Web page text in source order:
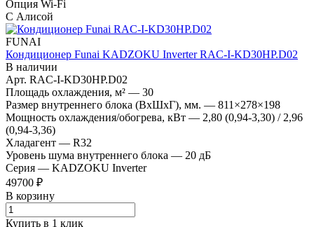
Опция Wi-Fi
С Алисой
FUNAI
Кондиционер Funai KADZOKU Inverter RAC-I-KD30HP.D02
В наличии
Арт. RAC-I-KD30HP.D02
Площадь охлаждения, м² — 30
Размер внутреннего блока (ВхШхГ), мм. — 811×278×198
Мощность охлаждения/обогрева, кВт — 2,80 (0,94-3,30) / 2,96
(0,94-3,36)
Хладагент — R32
Уровень шума внутреннего блока — 20 дБ
Серия — KADZOKU Inverter
49700 ₽
В корзину
Купить в 1 клик